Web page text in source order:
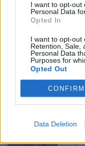
I want to opt-out
Personal Data
Opted In
I want to opt-out
Retention, Sale,
Personal Data
Purposes for
Opted Out
CONFIRM
Data Deletion
PIÙ LETTI OGGI
7 Ago
Il
6 Ago